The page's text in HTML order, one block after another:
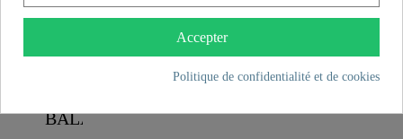
Abattant
BALANCE
Accepter
Politique de confidentialité et de cookies